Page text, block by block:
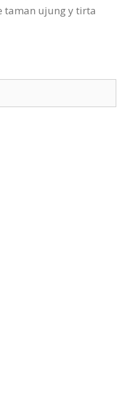
taman ujung y tirta